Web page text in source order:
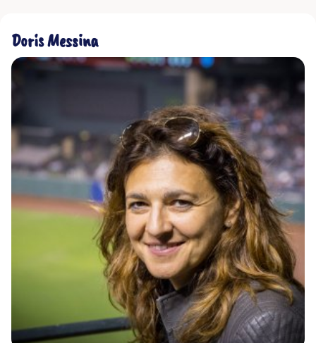
La nostra comunità
Doris Messina